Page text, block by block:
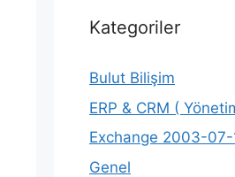
Kategoriler
Bulut Bilişim
ERP & CRM (
Exchange 2003-07-
Genel